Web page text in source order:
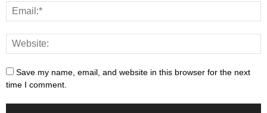
Save my name, email, and website in this browser for the next
time I comment.